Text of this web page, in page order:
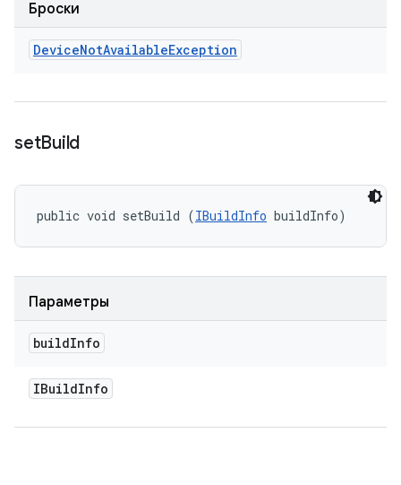
Броски
DeviceNotAvailableException
setBuild
public void setBuild (IBuildInfo buildInfo)
Параметры
buildInfo
IBuildInfo